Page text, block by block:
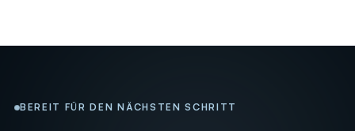
BEREIT FÜR DEN NÄCHSTEN SCHRITT